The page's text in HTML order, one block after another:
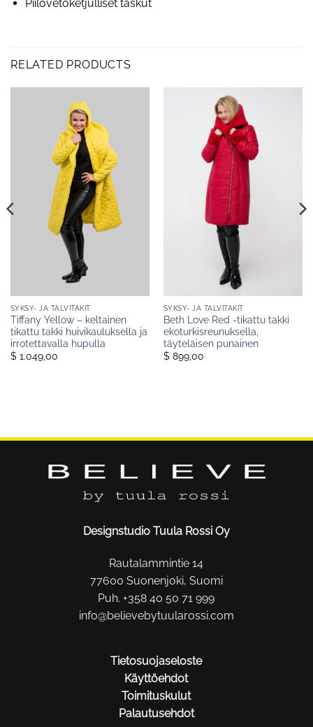
Piilovetoketjulliset taskut
RELATED PRODUCTS
SYKSY- JA TALVITAKIT
Tiffany Yellow – keltainen
tikattu takki huivikauluksella ja
irrotettavalla hupulla
$ 1.049,00
SYKSY- JA TALVITAKIT
Beth Love Red -tikattu takki
ekoturkisreunuksella,
täyteläisen punainen
$ 899,00
Designstudio Tuula Rossi Oy
Rautalammintie 14
77600 Suonenjoki, Suomi
Puh. +358 40 50 71 999
info@believebytuularossi.com
Tietosuojaseloste
Käyttöehdot
Toimituskulut
Palautusehdot